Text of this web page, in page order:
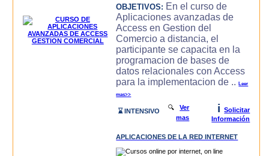
OBJETIVOS: En el curso de
Aplicaciones avanzadas de
Access en Gestion del
Comercio a distancia, el
participante se capacita en la
programacion de bases de
datos relacionales con Access
para la implementacion de ..Leer
mas>>
⌛ INTENSIVO 🔍Ver
mas
i
Solicitar
Información
APLICACIONES DE LA RED INTERNET